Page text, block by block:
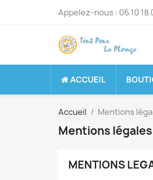
Appelez-nous : 06 10 18
ACCUEIL
Accueil Mentions
Mentions légales
MENTIONS